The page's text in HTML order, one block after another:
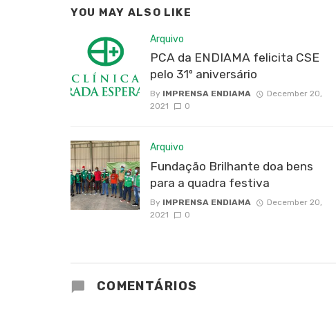
YOU MAY ALSO LIKE
Arquivo
PCA da ENDIAMA felicita CSE
pelo 31º aniversário
By IMPRENSA ENDIAMA
December 20,
2021
0
Arquivo
Fundação Brilhante doa bens
para a quadra festiva
By IMPRENSA ENDIAMA
December 20,
2021
0
COMENTÁRIOS